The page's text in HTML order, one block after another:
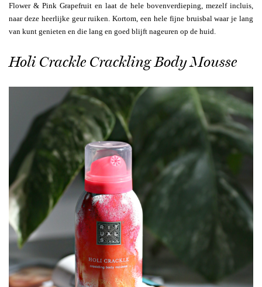
Flower & Pink Grapefruit en laat de hele bovenverdieping, mezelf incluis,
naar deze heerlijke geur ruiken. Kortom, een hele fijne bruisbal waar je lang
van kunt genieten en die lang en goed blijft nageuren op de huid.
Holi Crackle Crackling Body Mousse